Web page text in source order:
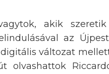
akik
az
változat
olvashattok